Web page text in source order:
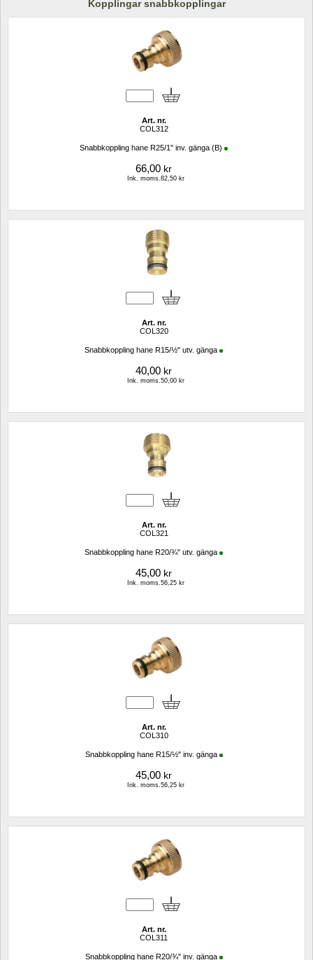
Kopplingar snabbkopplingar
Art. nr.
COL312
Snabbkoppling hane R25/1" inv. gänga (B)
66,00 kr
Ink. moms.82,50 kr
Art. nr.
COL320
Snabbkoppling hane R15/½" utv. gänga
40,00 kr
Ink. moms.50,00 kr
Art. nr.
COL321
Snabbkoppling hane R20/¾" utv. gänga
45,00 kr
Ink. moms.56,25 kr
Art. nr.
COL310
Snabbkoppling hane R15/½" inv. gänga
45,00 kr
Ink. moms.56,25 kr
Art. nr.
COL311
Snabbkoppling hane R20/¾" inv. gänga